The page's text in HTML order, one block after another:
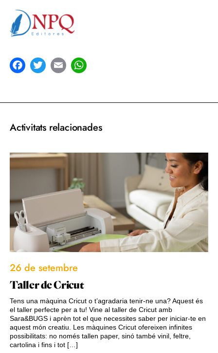
Activitats relacionades
26 de setembre
Taller de Cricut
Tens una màquina Cricut o t’agradaria tenir-ne una? Aquest és
el taller perfecte per a tu! Vine al taller de Cricut amb
Sara&BUGS i aprèn tot el que necessites saber per iniciar-te en
aquest món creatiu. Les màquines Cricut ofereixen infinites
possibilitats: no només tallen paper, sinó també vinil, feltre,
cartolina i fins i tot […]